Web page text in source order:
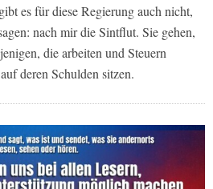
es für diese Regierung auch nicht,
nach mir die Sintflut. Sie gehen,
die arbeiten und Steuern
deren Schulden sitzen.